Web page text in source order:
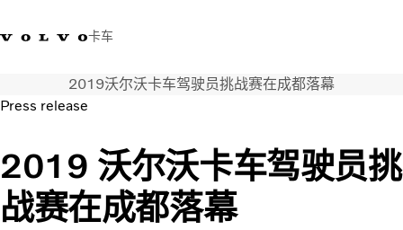
卡车
400 818 8999沃尔沃卡车商店 登录查找经销商中国
运输解决方案
卡车
服务
经销商定位
2019沃尔沃卡车驾驶员挑战赛在成都落幕
Press release
2019 沃尔沃卡车驾驶员挑
战赛在成都落幕